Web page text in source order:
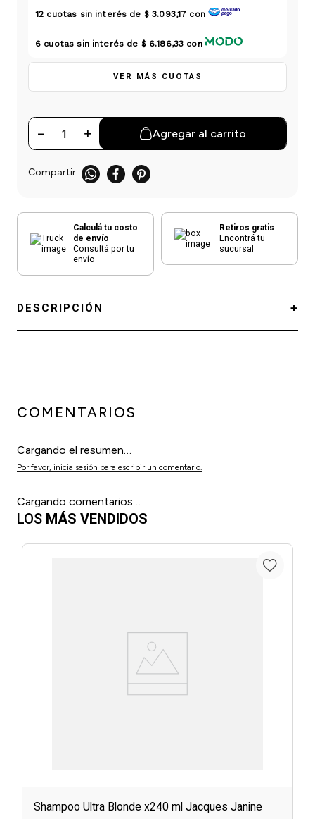
Sanitizantes
12 cuotas sin interés de $ 3.093,17 con
6 cuotas sin interés de $ 6.186,33 con
VER MÁS CUOTAS
＋
－ Agregar al carrito
Calculá tu costo
de envío
Consultá por tu
envío
Retiros gratis
Encontrá tu
sucursal
DESCRIPCIÓN
COMENTARIOS
Cargando el resumen…
Por favor, inicia sesión para escribir un comentario.
Cargando comentarios…
LOS MÁS VENDIDOS
Shampoo Ultra Blonde x240 ml Jacques Janine